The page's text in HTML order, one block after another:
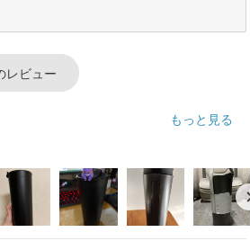
レビュー
もっと見る